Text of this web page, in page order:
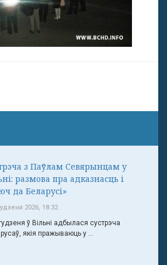
з Паўлам Севярынцам у
размова пра адказнасць і
да Беларусі»
2026, 18:32
ў Вільні адбылася сустрэча
якія пражываюць у ...